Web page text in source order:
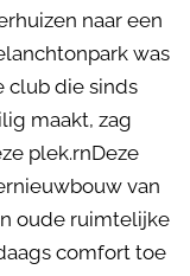
naar een
was
club die sinds
maakt, zag
plek.rnDeze
van
oude ruimtelijke
comfort toe